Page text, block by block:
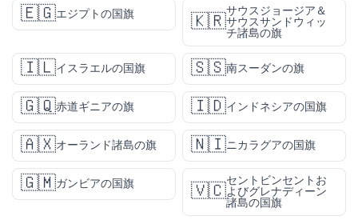
🇪🇬エジプトの国旗 🇰🇷
サウスジョージア＆
サウスサンドウィッ
チ諸島の旗
🇮🇱イスラエルの国旗 🇸🇸南スーダンの旗
🇬🇶赤道ギニアの旗 🇮🇩インドネシアの国旗
🇦🇽オーランド諸島の旗 🇳🇮ニカラグアの国旗
🇬🇲ガンビアの国旗 🇻🇨
セントビンセントお
よびグレナディーン
諸島の国旗